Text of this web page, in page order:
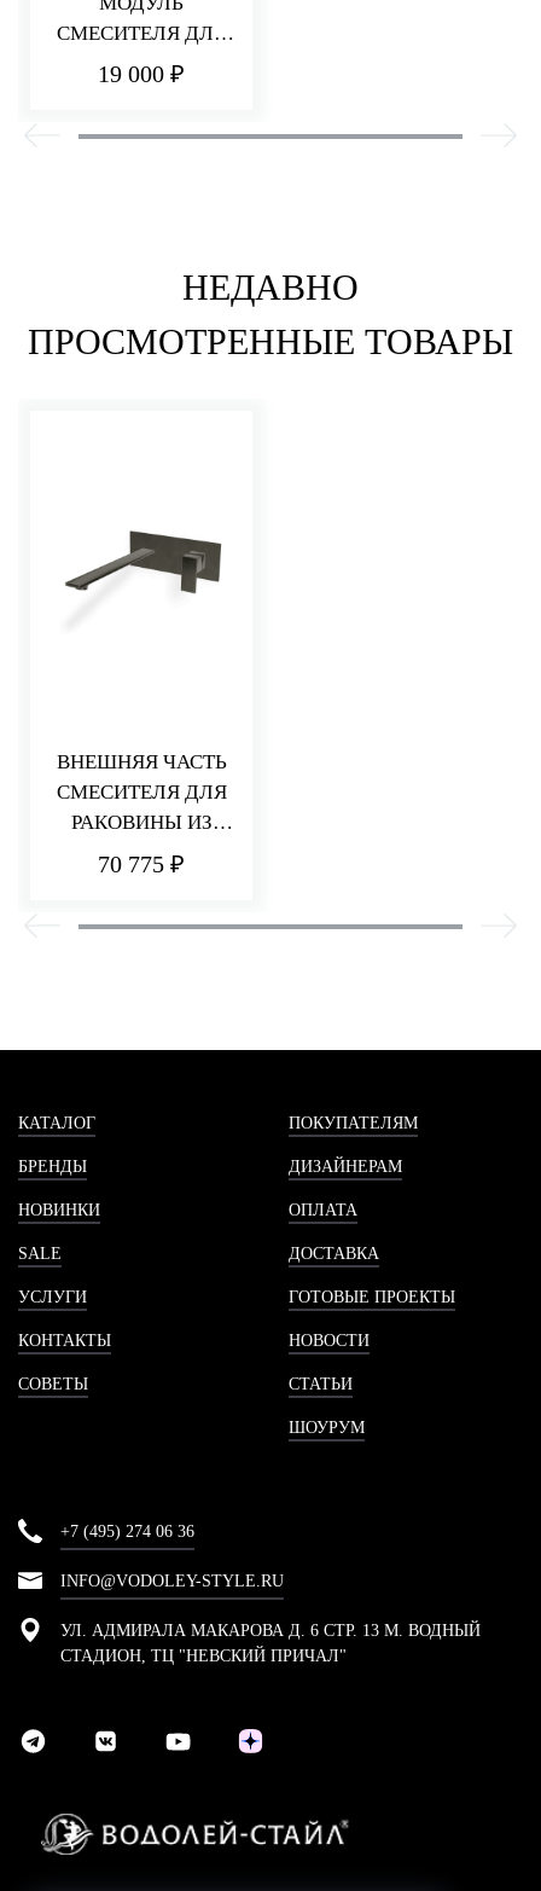
СМЕСИТЕЛЯ ДЛЯ
РАКОВИНЫ/ДУША
19 000 ₽
НЕДАВНО
ПРОСМОТРЕННЫЕ ТОВАРЫ
ВНЕШНЯЯ ЧАСТЬ
СМЕСИТЕЛЯ ДЛЯ
РАКОВИНЫ ИЗ
СТЕНЫ 220 ММ Q30
70 775 ₽
КАТАЛОГ
БРЕНДЫ
НОВИНКИ
SALE
УСЛУГИ
КОНТАКТЫ
СОВЕТЫ
ПОКУПАТЕЛЯМ
ДИЗАЙНЕРАМ
ОПЛАТА
ДОСТАВКА
ГОТОВЫЕ ПРОЕКТЫ
НОВОСТИ
СТАТЬИ
ШОУРУМ
+7 (495) 274 06 36
INFO@VODOLEY-STYLE.RU
УЛ. АДМИРАЛА МАКАРОВА Д. 6 СТР. 13 М. ВОДНЫЙ
СТАДИОН, ТЦ "НЕВСКИЙ ПРИЧАЛ"